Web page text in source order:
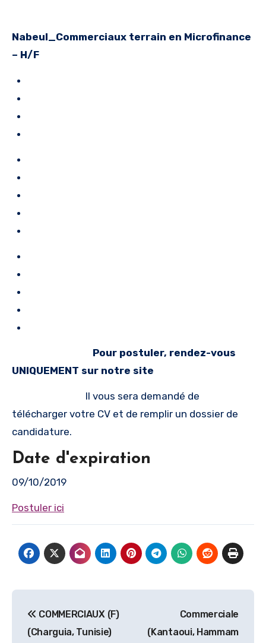
Nabeul_Commerciaux terrain en Microfinance
– H/F
Pour postuler, rendez-vous
UNIQUEMENT sur notre site
Il vous sera demandé de
télécharger votre CV et de remplir un dossier de
candidature.
Date d'expiration
09/10/2019
Postuler ici
de
COMMERCIAUX (F)
(Charguia, Tunisie)
Commerciale
(Kantaoui, Hammam